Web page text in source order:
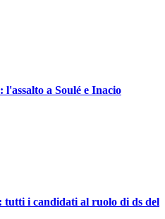
a Soulé e Inacio
i candidati al ruolo di ds del